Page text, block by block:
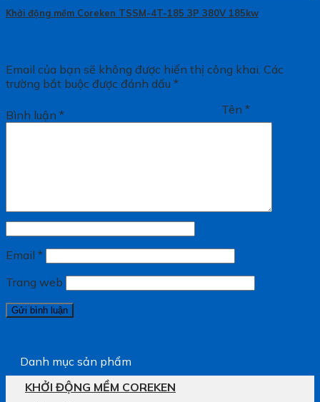
Khởi động mềm Coreken TSSM-4T-185 3P 380V 185kw
Email của bạn sẽ không được hiển thị công khai. Các
trường bắt buộc được đánh dấu *
Bình luận * Tên*
Email *
Trang web
Danh mục sản phẩm
KHỞI ĐỘNG MỀM COREKEN